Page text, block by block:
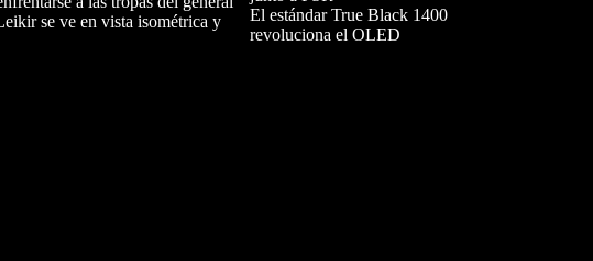
se ve en vista isométrica y
El estándar True Black 1400
revoluciona el OLED